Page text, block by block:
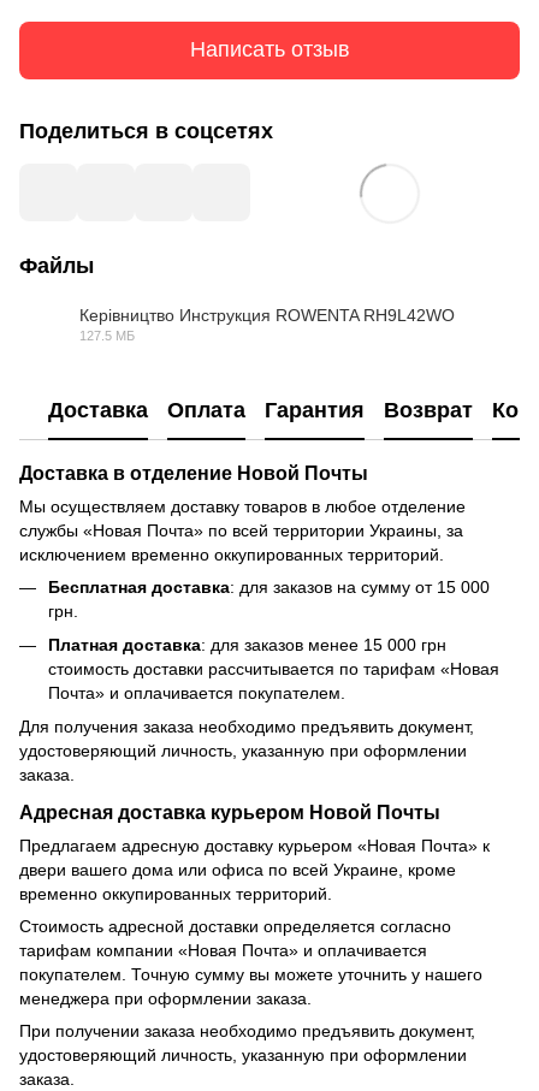
Написать отзыв
Поделиться в соцсетях
Файлы
Керівництво Инструкция ROWENTA RH9L42WO
127.5 МБ
Доставка Оплата Гарантия Возврат
Доставка в отделение Новой Почты
Мы осуществляем доставку товаров в любое отделение
службы «Новая Почта» по всей территории Украины, за
исключением временно оккупированных территорий.
Бесплатная доставка: для заказов на сумму от 15 000
грн.
Платная доставка: для заказов менее 15 000 грн
стоимость доставки рассчитывается по тарифам «Новая
Почта» и оплачивается покупателем.
Для получения заказа необходимо предъявить документ,
удостоверяющий личность, указанную при оформлении
заказа.
Адресная доставка курьером Новой Почты
Предлагаем адресную доставку курьером «Новая Почта» к
двери вашего дома или офиса по всей Украине, кроме
временно оккупированных территорий.
Стоимость адресной доставки определяется согласно
тарифам компании «Новая Почта» и оплачивается
покупателем. Точную сумму вы можете уточнить у нашего
менеджера при оформлении заказа.
При получении заказа необходимо предъявить документ,
удостоверяющий личность, указанную при оформлении
заказа.